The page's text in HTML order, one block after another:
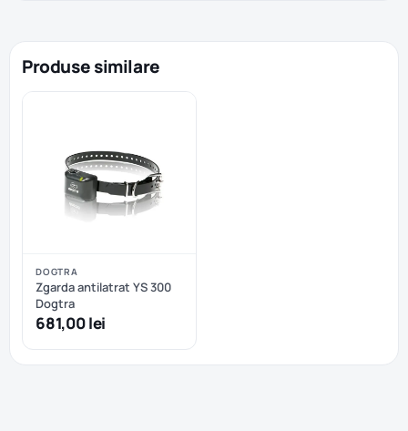
Produse similare
DOGTRA
Zgarda antilatrat YS 300
Dogtra
681,00 lei